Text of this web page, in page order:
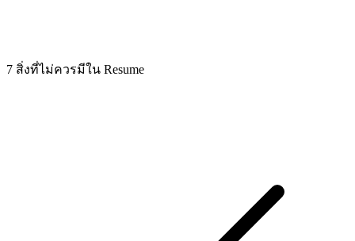
7 สิ่งที่ไม่ควรมีใน Resume